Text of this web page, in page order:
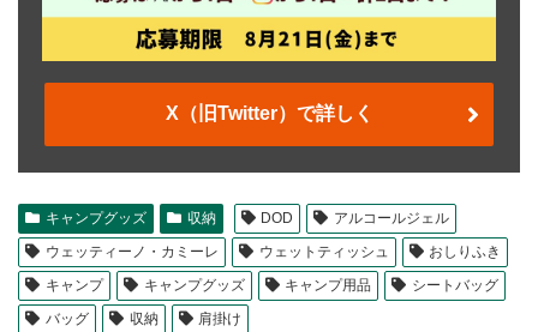
X（旧Twitter）で詳しく
キャンプグッズ 収納 DOD
アルコールジェル
ウェッティーノ・カミーレ
ウェットティッシュ
おしりふき
キャンプ
キャンプグッズ キャンプ用品
シートバッグ
バッグ
収納 肩掛け